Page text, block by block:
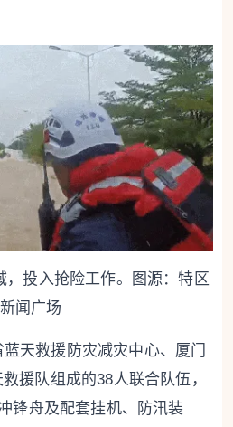
，投入抢险工作。图源：特区
新闻广场
天救援防灾减灾中心、厦门
援队组成的38人联合队伍，
锋舟及配套挂机、防汛装